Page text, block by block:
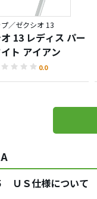
／ゼクシオ 13
13 レディス パー
ト アイアン
0.0
Ｓ仕様について